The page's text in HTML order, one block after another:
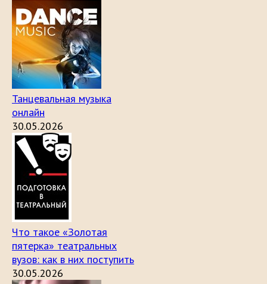
Танцевальная музыка
онлайн
30.05.2026
Что такое «Золотая
пятерка» театральных
вузов: как в них поступить
30.05.2026